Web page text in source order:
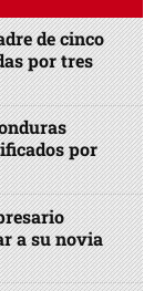
de cinco
por tres
por
a su novia